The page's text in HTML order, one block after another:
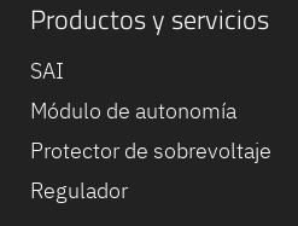
Productos y servicios
SAI
Módulo de autonomía
Protector de sobrevoltaje
Regulador